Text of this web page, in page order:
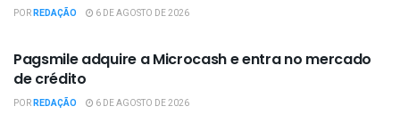
PORREDAÇÃO 6 DE AGOSTO DE 2026
Pagsmile adquire a Microcash e entra no mercado
de crédito
PORREDAÇÃO 6 DE AGOSTO DE 2026